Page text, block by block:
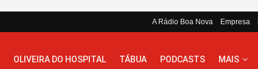
A Rádio Boa Nova Empresa
OLIVEIRA DO HOSPITAL TÁBUA PODCASTS MAIS